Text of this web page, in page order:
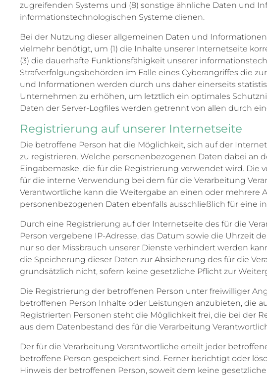
zugreifenden Systems und (8) sonstige ähnliche Daten und
informationstechnologischen Systeme dienen.
Bei der Nutzung dieser allgemeinen Daten und
vielmehr benötigt, um (1) die Inhalte unserer Internetseite
(3) die dauerhafte Funktionsfähigkeit unserer
Strafverfolgungsbehörden im Falle eines Cyberangriffes die
und Informationen werden durch uns daher einerseits
Unternehmen zu erhöhen, um letztlich ein optimales
Daten der Server-Logfiles werden getrennt von allen durch
Registrierung auf unserer Internetseite
Die betroffene Person hat die Möglichkeit, sich auf der
zu registrieren. Welche personenbezogenen Daten dabei an
Eingabemaske, die für die Registrierung verwendet wird.
für die interne Verwendung bei dem für die Verarbeitung
Verantwortliche kann die Weitergabe an einen oder mehrere
personenbezogenen Daten ebenfalls ausschließlich für eine
Durch eine Registrierung auf der Internetseite des für die
Person vergebene IP-Adresse, das Datum sowie die Uhrzeit
nur so der Missbrauch unserer Dienste verhindert werden
die Speicherung dieser Daten zur Absicherung des für die
grundsätzlich nicht, sofern keine gesetzliche Pflicht zur
Die Registrierung der betroffenen Person unter freiwilliger
betroffenen Person Inhalte oder Leistungen anzubieten, die
Registrierten Personen steht die Möglichkeit frei, die bei der
aus dem Datenbestand des für die Verarbeitung
Der für die Verarbeitung Verantwortliche erteilt jeder
betroffene Person gespeichert sind. Ferner berichtigt oder
Hinweis der betroffenen Person, soweit dem keine